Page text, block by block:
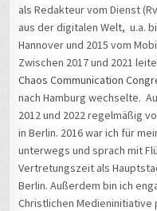
als Redakteur vom Dienst
aus der digitalen Welt, u.a.
Hannover und 2015 vom
Zwischen 2017 und 2021
Chaos Communication
nach Hamburg wechselte.
2012 und 2022 regelmäßig
in Berlin. 2016 war ich für
unterwegs und sprach mit
Vertretungszeit als
Berlin. Außerdem bin ich
Christlichen Medieninitiative